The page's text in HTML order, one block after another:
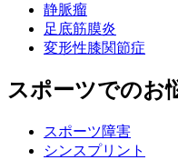
静脈瘤
足底筋膜炎
変形性膝関節症
スポーツでのお
スポーツ障害
シンスプリント